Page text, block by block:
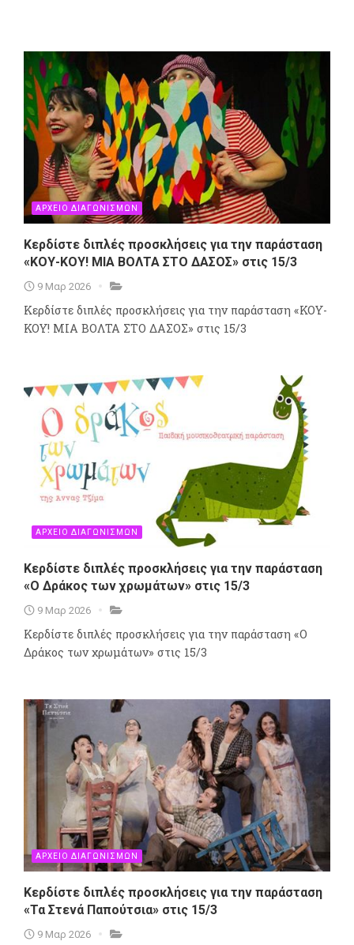
ΑΡΧΕΙΟ ΔΙΑΓΩΝΙΣΜΩΝ
Κερδίστε διπλές προσκλήσεις για την παράσταση
«ΚΟΥ-ΚΟΥ! ΜΙΑ ΒΟΛΤΑ ΣΤΟ ΔΑΣΟΣ» στις 15/3
9 Μαρ 2026
Κερδίστε διπλές προσκλήσεις για την παράσταση «ΚΟΥ-
ΚΟΥ! ΜΙΑ ΒΟΛΤΑ ΣΤΟ ΔΑΣΟΣ» στις 15/3
ΑΡΧΕΙΟ ΔΙΑΓΩΝΙΣΜΩΝ
Κερδίστε διπλές προσκλήσεις για την παράσταση
«Ο Δράκος των χρωμάτων» στις 15/3
9 Μαρ 2026
Κερδίστε διπλές προσκλήσεις για την παράσταση «Ο
Δράκος των χρωμάτων» στις 15/3
ΑΡΧΕΙΟ ΔΙΑΓΩΝΙΣΜΩΝ
Κερδίστε διπλές προσκλήσεις για την παράσταση
«Τα Στενά Παπούτσια» στις 15/3
9 Μαρ 2026